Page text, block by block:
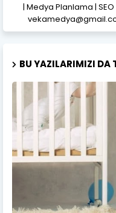
| Medya Planlama |
BU YAZILARIMIZI DA